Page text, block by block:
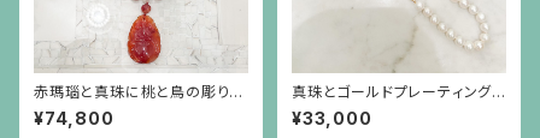
赤瑪瑙と真珠に桃と鳥の彫りの
赤瑪瑙が揺れるネックレス
¥74,800
真珠とゴールドプレーティングを
したシルバーチェーンのネックレ
ス
¥33,000